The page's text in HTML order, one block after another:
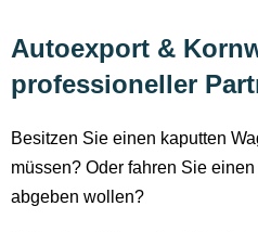
Autoexport &
professioneller
Besitzen Sie einen kaputten
müssen? Oder fahren Sie
abgeben wollen?